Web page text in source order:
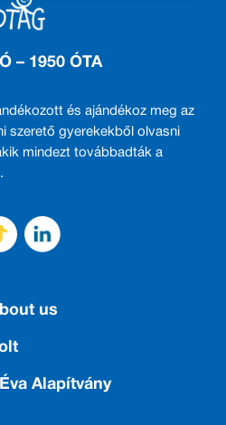
– 1950 ÓTA
és ajándékoz meg az
szerető gyerekekből olvasni
mindezt továbbadták a
us
Alapítvány